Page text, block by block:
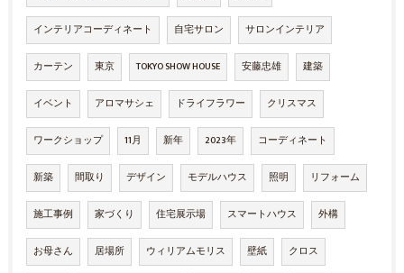
インテリアコーディネート 自宅サロン サロンインテリア
カーテン 東京 TOKYO SHOW HOUSE 安藤忠雄 建築
イベント アロマサシェ ドライフラワー クリスマス
ワークショップ 11月 新年 2023年 コーディネート
新築 間取り デザイン モデルハウス 照明 リフォーム
施工事例 家づくり 住宅展示場 スマートハウス 外構
お母さん 居場所 ウィリアムモリス 壁紙 クロス